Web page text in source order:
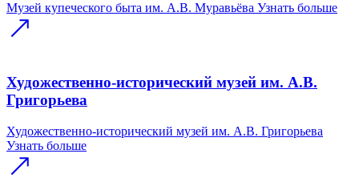
Музей купеческого быта им. А.В. Муравьёва Узнать больше
Художественно-исторический музей им. А.В.
Григорьева
Художественно-исторический музей им. А.В. Григорьева
Узнать больше